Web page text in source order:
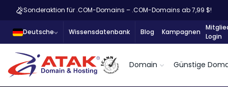
Sonderaktion für .COM-Domains – .COM-Domains ab 7,99 $!
Deutsche Wissensdatenbank Blog Kampagnen
Login
Domain Günstige